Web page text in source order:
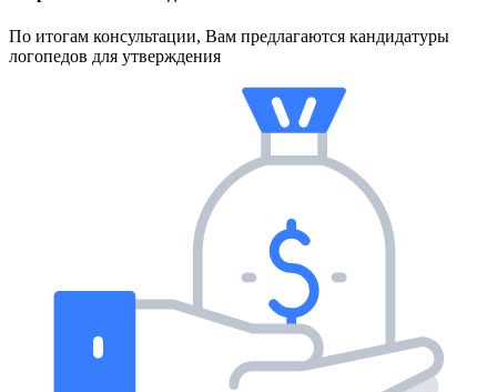
По итогам консультации, Вам предлагаются кандидатуры
логопедов для утверждения